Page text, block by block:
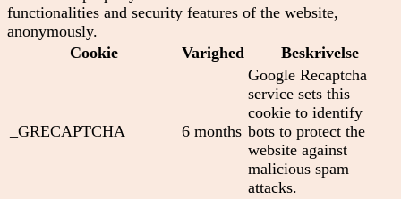
functionalities and security features of the website,
anonymously.
Cookie
Varighed Beskrivelse
_GRECAPTCHA 6 months
Google Recaptcha
service sets this
cookie to identify
bots to protect the
website against
malicious spam
attacks.